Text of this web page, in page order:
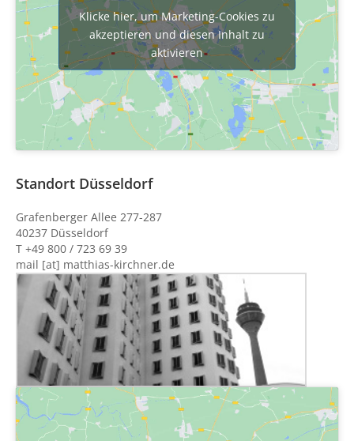
Klicke hier, um Marketing-Cookies zu
akzeptieren und diesen Inhalt zu
aktivieren
Standort Düsseldorf
Grafenberger Allee 277-287
40237 Düsseldorf
T +49 800 / 723 69 39
mail [at] matthias-kirchner.de